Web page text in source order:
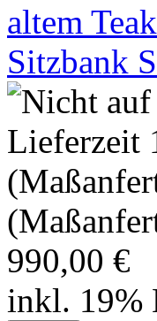
Sitzbank
990,00 €
inkl. 19%